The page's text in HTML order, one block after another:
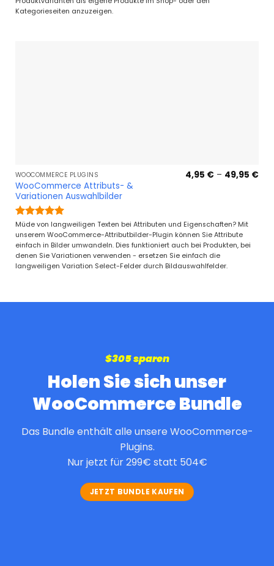
5
Kategorieseiten anzuzeigen.
WOOCOMMERCE PLUGINS
WooCommerce Attributs- &
Variationen Auswahlbilder
Bewertet
mit5 von
5
4,95 € – 49,95 €
Müde von langweiligen Texten bei Attributen und Eigenschaften? Mit
unserem WooCommerce-Attributbilder-Plugin können Sie Attribute
einfach in Bilder umwandeln. Dies funktioniert auch bei Produkten, bei
denen Sie Variationen verwenden - ersetzen Sie einfach die
langweiligen Variation Select-Felder durch Bildauswahlfelder.
$305 sparen
Holen Sie sich unser
WooCommerce Bundle
Das Bundle enthält alle unsere WooCommerce-
Plugins.
Nur jetzt für 299€ statt 504€
JETZT BUNDLE KAUFEN